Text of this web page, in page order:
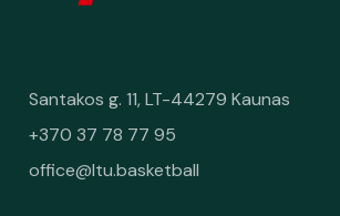
Santakos g. 11, LT-44279 Kaunas
+370 37 78 77 95
office@ltu.basketball